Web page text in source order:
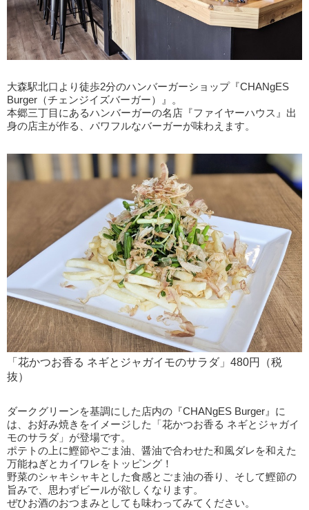
大森駅北口より徒歩2分のハンバーガーショップ『CHANgES
Burger（チェンジイズバーガー）』。
本郷三丁目にあるハンバーガーの名店『ファイヤーハウス』出
身の店主が作る、パワフルなバーガーが味わえます。
「花かつお香る ネギとジャガイモのサラダ」480円（税
抜）
ダークグリーンを基調にした店内の『CHANgES Burger』に
は、お好み焼きをイメージした「花かつお香る ネギとジャガイ
モのサラダ」が登場です。
ポテトの上に鰹節やごま油、醤油で合わせた和風ダレを和えた
万能ねぎとカイワレをトッピング！
野菜のシャキシャキとした食感とごま油の香り、そして鰹節の
旨みで、思わずビールが欲しくなります。
ぜひお酒のおつまみとしても味わってみてください。